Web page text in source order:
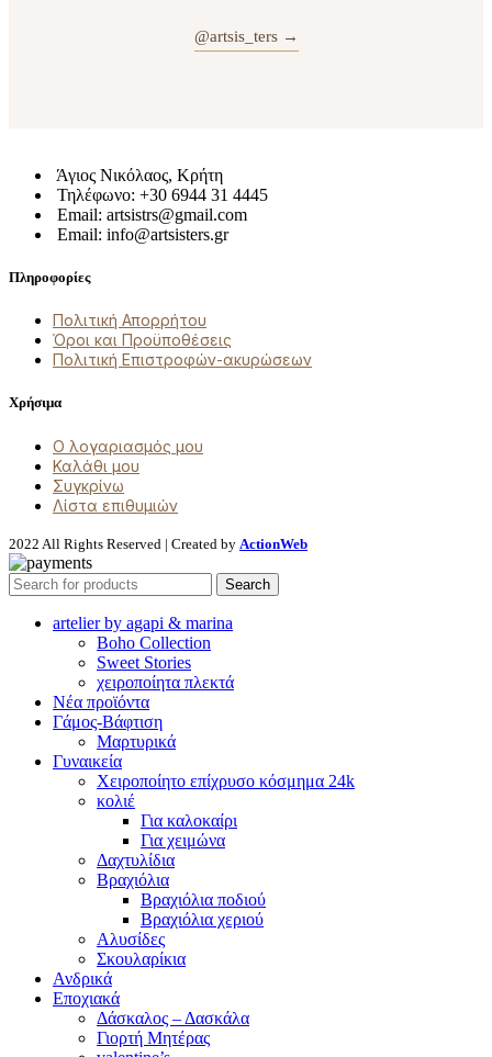
@artsis_ters →
Άγιος Νικόλαος, Κρήτη
Τηλέφωνο: +30 6944 31 4445
Email: artsistrs@gmail.com
Email: info@artsisters.gr
Πληροφορίες
Πολιτική Απορρήτου
Όροι και Προϋποθέσεις
Πολιτική Επιστροφών-ακυρώσεων
Χρήσιμα
Ο λογαριασμός μου
Καλάθι μου
Συγκρίνω
Λίστα επιθυμιών
2022 All Rights Reserved | Created by ActionWeb
Search
artelier by agapi & marina
Boho Collection
Sweet Stories
χειροποίητα πλεκτά
Νέα προϊόντα
Γάμος-Βάφτιση
Μαρτυρικά
Γυναικεία
Χειροποίητο επίχρυσο κόσμημα 24k
κολιέ
Για καλοκαίρι
Για χειμώνα
Δαχτυλίδια
Βραχιόλια
Βραχιόλια ποδιού
Βραχιόλια χεριού
Αλυσίδες
Σκουλαρίκια
Ανδρικά
Εποχιακά
Δάσκαλος – Δασκάλα
Γιορτή Μητέρας